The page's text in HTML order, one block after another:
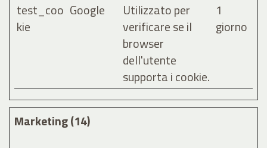
test_coo
kie
Google
Utilizzato per
verificare se il
browser
dell'utente
supporta i cookie.
1
giorno
Marketing (14)